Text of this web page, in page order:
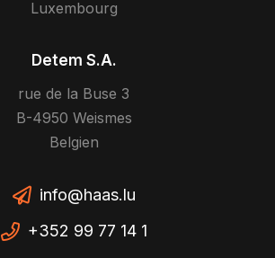
Luxembourg
Detem S.A.
rue de la Buse 3
B-4950 Weismes
Belgien
info@haas.lu
+352 99 77 14 1